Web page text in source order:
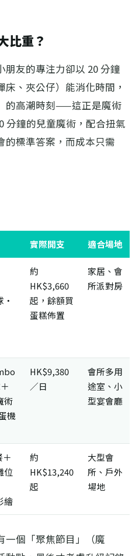
比重？
朋友的專注力卻以 20 分鐘
、夾公仔）能消化時間，
的高潮時刻——這正是魔術
分鐘的兒童魔術，配合扭氣
的標準答案，而成本只需
實際開支 適合場地
約
HK$3,660
起，餘額買
蛋糕佈置
家居、會
所派對房
術
機
HK$9,380
／日
會所多用
途室、小
型宴會廳
＋
位
繪
約
HK$13,240
起
大型會
所、戶外
場地
一個「聚焦節目」（魔